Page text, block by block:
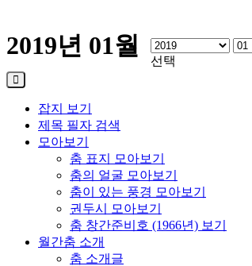
2019년 01월
선택
잡지 보기
제목 필자 검색
모아보기
춤 표지 모아보기
춤의 얼굴 모아보기
춤이 있는 풍경 모아보기
권두시 모아보기
춤 창간준비호 (1966년) 보기
월간춤 소개
춤 소개글